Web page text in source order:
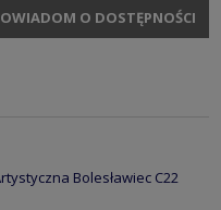
O DOSTĘPNOŚCI
Bolesławiec C22